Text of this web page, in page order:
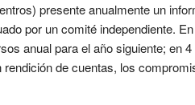
presente anualmente un
por un comité independiente.
anual para el año siguiente; en
de cuentas, los